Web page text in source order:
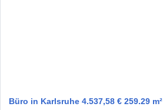
Büro in Karlsruhe 4.537,58 € 259.29 m²